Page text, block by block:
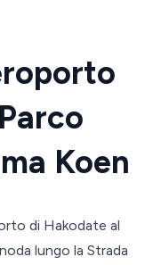
Koen
di Hakodate al
lungo la Strada